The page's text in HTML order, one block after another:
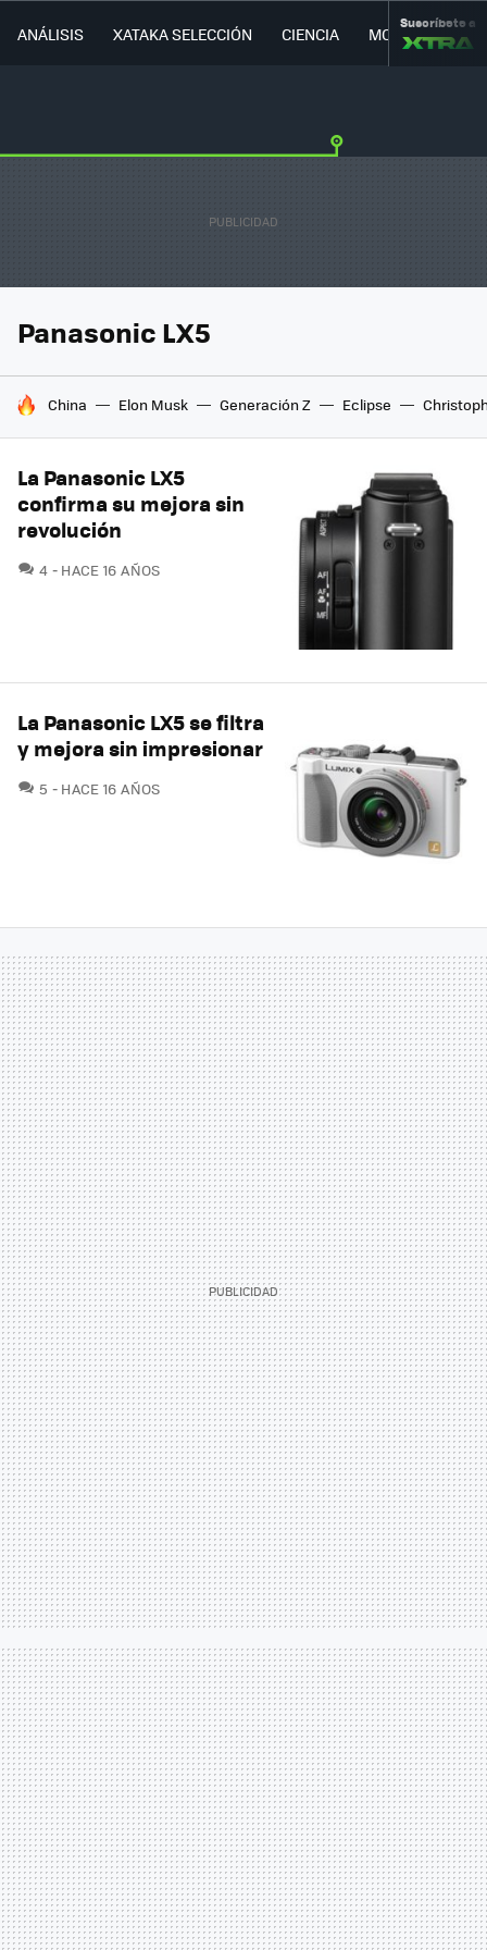
ANÁLISIS XATAKA SELECCIÓN CIENCIA MOVILIDAD
Suscríbete a
Panasonic LX5
HOY SE HABLA DE
China Elon Musk Generación Z Eclipse
La Panasonic LX5
confirma su mejora sin
revolución
4 COMENTARIOS
HACE 16 AÑOS
La Panasonic LX5 se filtra
y mejora sin impresionar
5 COMENTARIOS
HACE 16 AÑOS